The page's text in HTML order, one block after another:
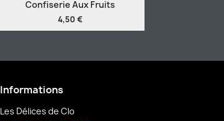
Confiserie Aux Fruits
4,50 €
Informations
Les Délices de Clo